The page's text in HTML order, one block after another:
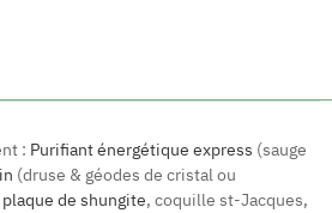
: Purifiant énergétique express (sauge
(druse & géodes de cristal ou
plaque de shungite, coquille st-Jacques,